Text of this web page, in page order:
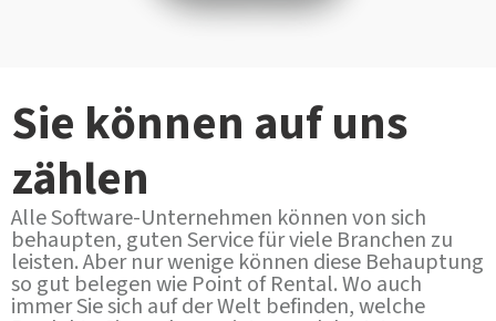
Sie können auf uns
zählen
Alle Software-Unternehmen können von sich
behaupten, guten Service für viele Branchen zu
leisten. Aber nur wenige können diese Behauptung
so gut belegen wie Point of Rental. Wo auch
immer Sie sich auf der Welt befinden, welche